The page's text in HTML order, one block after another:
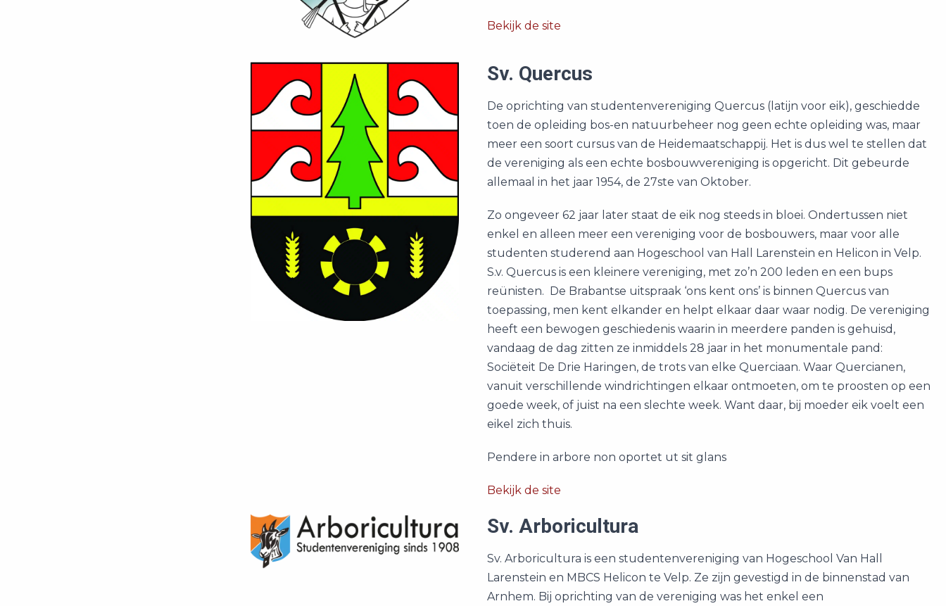
Bekijk de site
Sv. Quercus
De oprichting van studentenvereniging Quercus (latijn voor eik), geschiedde
toen de opleiding bos-en natuurbeheer nog geen echte opleiding was, maar
meer een soort cursus van de Heidemaatschappij. Het is dus wel te stellen dat
de vereniging als een echte bosbouwvereniging is opgericht. Dit gebeurde
allemaal in het jaar 1954, de 27ste van Oktober.
Zo ongeveer 62 jaar later staat de eik nog steeds in bloei. Ondertussen niet
enkel en alleen meer een vereniging voor de bosbouwers, maar voor alle
studenten studerend aan Hogeschool van Hall Larenstein en Helicon in Velp.
S.v. Quercus is een kleinere vereniging, met zo’n 200 leden en een bups
reünisten. De Brabantse uitspraak ‘ons kent ons’ is binnen Quercus van
toepassing, men kent elkander en helpt elkaar daar waar nodig. De vereniging
heeft een bewogen geschiedenis waarin in meerdere panden is gehuisd,
vandaag de dag zitten ze inmiddels 28 jaar in het monumentale pand:
Sociëteit De Drie Haringen, de trots van elke Querciaan. Waar Quercianen,
vanuit verschillende windrichtingen elkaar ontmoeten, om te proosten op een
goede week, of juist na een slechte week. Want daar, bij moeder eik voelt een
eikel zich thuis.
Pendere in arbore non oportet ut sit glans
Bekijk de site
Sv. Arboricultura
Sv. Arboricultura is een studentenvereniging van Hogeschool Van Hall
Larenstein en MBCS Helicon te Velp. Ze zijn gevestigd in de binnenstad van
Arnhem. Bij oprichting van de vereniging was het enkel een